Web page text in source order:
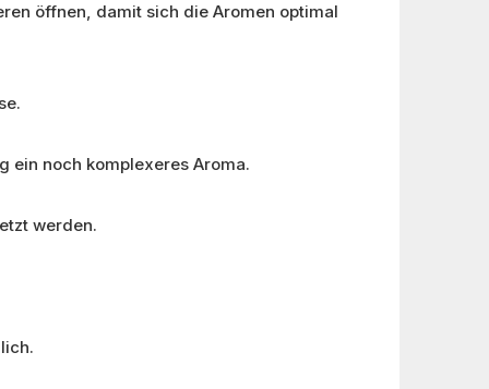
öffnen, damit sich die Aromen optimal
ein noch komplexeres Aroma.
werden.